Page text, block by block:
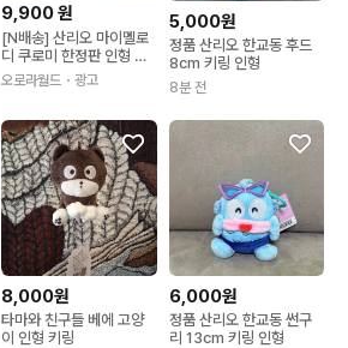
9,900원
[N배송] 산리오 마이멜로
디 쿠로미 한정판 인형 키
링 스트랩 봉제 50주년 기
념
오로라월드 ・광고
5,000원
정품 산리오 한교동 후드
8cm 키링 인형
8분 전
8,000원
타마와 친구들 베에 고양
이 인형 키링
6,000원
정품 산리오 한교동 썬구
리 13cm 키링 인형